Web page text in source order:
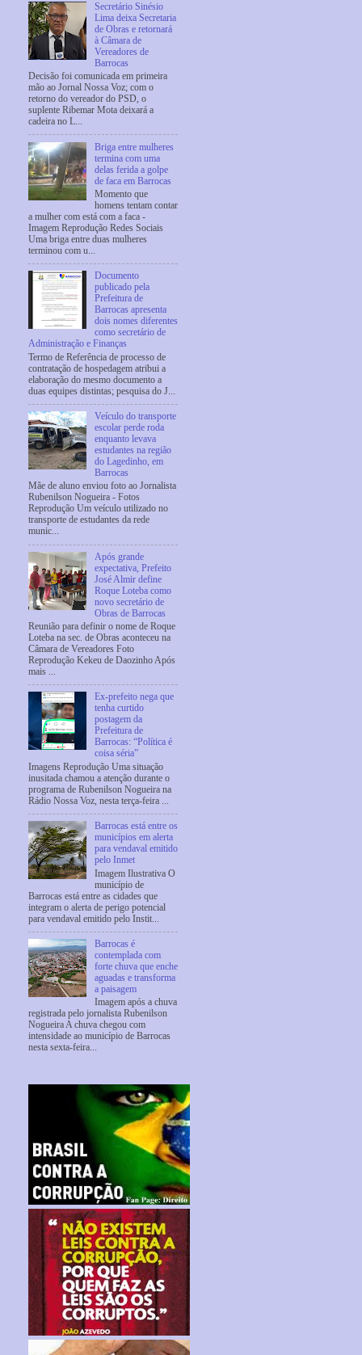
Secretário Sinésio
Lima deixa Secretaria
de Obras e retornará
à Câmara de
Vereadores de
Barrocas
Decisão foi comunicada em primeira
mão ao Jornal Nossa Voz; com o
retorno do vereador do PSD, o
suplente Ribemar Mota deixará a
cadeira no L...
Briga entre mulheres
termina com uma
delas ferida a golpe
de faca em Barrocas
Momento que
homens tentam contar
a mulher com está com a faca -
Imagem Reprodução Redes Sociais
Uma briga entre duas mulheres
terminou com u...
Documento
publicado pela
Prefeitura de
Barrocas apresenta
dois nomes diferentes
como secretário de
Administração e Finanças
Termo de Referência de processo de
contratação de hospedagem atribui a
elaboração do mesmo documento a
duas equipes distintas; pesquisa do J...
Veículo do transporte
escolar perde roda
enquanto levava
estudantes na região
do Lagedinho, em
Barrocas
Mãe de aluno enviou foto ao Jornalista
Rubenilson Nogueira - Fotos
Reprodução Um veículo utilizado no
transporte de estudantes da rede
munic...
Após grande
expectativa, Prefeito
José Almir define
Roque Loteba como
novo secretário de
Obras de Barrocas
Reunião para definir o nome de Roque
Loteba na sec. de Obras aconteceu na
Câmara de Vereadores Foto
Reprodução Kekeu de Daozinho Após
mais ...
Ex-prefeito nega que
tenha curtido
postagem da
Prefeitura de
Barrocas: “Política é
coisa séria”
Imagens Reprodução Uma situação
inusitada chamou a atenção durante o
programa de Rubenilson Nogueira na
Rádio Nossa Voz, nesta terça-feira ...
Barrocas está entre os
municípios em alerta
para vendaval emitido
pelo Inmet
Imagem Ilustrativa O
município de
Barrocas está entre as cidades que
integram o alerta de perigo potencial
para vendaval emitido pelo Instit...
Barrocas é
contemplada com
forte chuva que enche
aguadas e transforma
a paisagem
Imagem após a chuva
registrada pelo jornalista Rubenilson
Nogueira A chuva chegou com
intensidade ao município de Barrocas
nesta sexta-feira...